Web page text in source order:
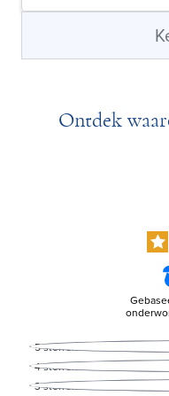
Ontdek
5sterren
4sterren
3sterren